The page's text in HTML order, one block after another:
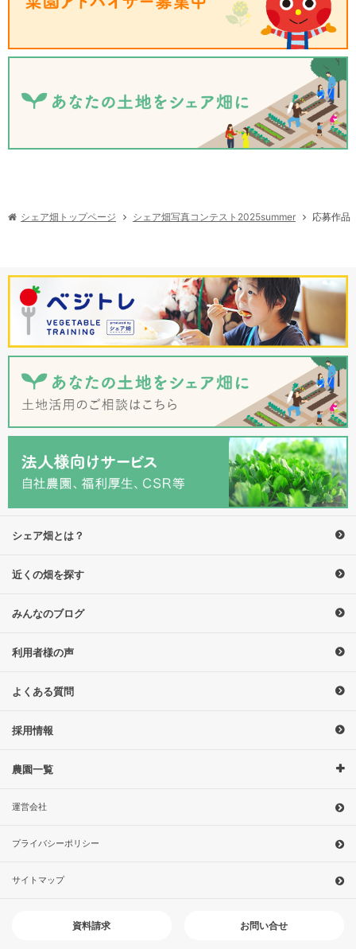
シェア畑トップページ シェア畑写真コンテスト2025summer 応募作品
シェア畑とは？
近くの畑を探す
みんなのブログ
利用者様の声
よくある質問
採用情報
農園一覧
運営会社
プライバシーポリシー
サイトマップ
資料請求 お問い合せ